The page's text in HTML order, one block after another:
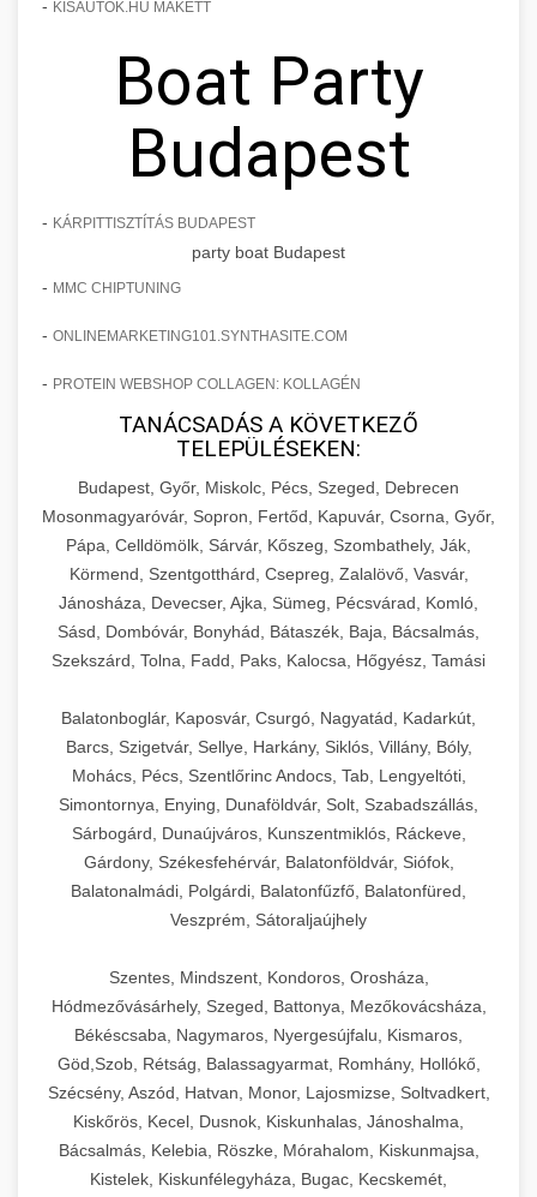
- KISAUTOK.HU MAKETT
Boat Party
Budapest
- KÁRPITTISZTÍTÁS BUDAPEST
party boat Budapest
- MMC CHIPTUNING
- ONLINEMARKETING101.SYNTHASITE.COM
- PROTEIN WEBSHOP COLLAGEN: KOLLAGÉN
TANÁCSADÁS A KÖVETKEZŐ
TELEPÜLÉSEKEN:
Budapest, Győr, Miskolc, Pécs, Szeged, Debrecen
Mosonmagyaróvár, Sopron, Fertőd, Kapuvár, Csorna, Győr,
Pápa, Celldömölk, Sárvár, Kőszeg, Szombathely, Ják,
Körmend, Szentgotthárd, Csepreg, Zalalövő, Vasvár,
Jánosháza, Devecser, Ajka, Sümeg, Pécsvárad, Komló,
Sásd, Dombóvár, Bonyhád, Bátaszék, Baja, Bácsalmás,
Szekszárd, Tolna, Fadd, Paks, Kalocsa, Hőgyész, Tamási
Balatonboglár, Kaposvár, Csurgó, Nagyatád, Kadarkút,
Barcs, Szigetvár, Sellye, Harkány, Siklós, Villány, Bóly,
Mohács, Pécs, Szentlőrinc Andocs, Tab, Lengyeltóti,
Simontornya, Enying, Dunaföldvár, Solt, Szabadszállás,
Sárbogárd, Dunaújváros, Kunszentmiklós, Ráckeve,
Gárdony, Székesfehérvár, Balatonföldvár, Siófok,
Balatonalmádi, Polgárdi, Balatonfűzfő, Balatonfüred,
Veszprém, Sátoraljaújhely
Szentes, Mindszent, Kondoros, Orosháza,
Hódmezővásárhely, Szeged, Battonya, Mezőkovácsháza,
Békéscsaba, Nagymaros, Nyergesújfalu, Kismaros,
Göd,Szob, Rétság, Balassagyarmat, Romhány, Hollókő,
Szécsény, Aszód, Hatvan, Monor, Lajosmizse, Soltvadkert,
Kiskőrös, Kecel, Dusnok, Kiskunhalas, Jánoshalma,
Bácsalmás, Kelebia, Röszke, Mórahalom, Kiskunmajsa,
Kistelek, Kiskunfélegyháza, Bugac, Kecskemét,